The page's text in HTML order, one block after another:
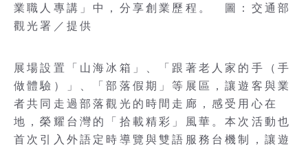
業職人專講」中，分享創業歷程。 圖：交通部
觀光署／提供
展場設置「山海冰箱」、「跟著老人家的手（手
做體驗）」、「部落假期」等展區，讓遊客與業
者共同走過部落觀光的時間走廊，感受用心在
地，榮耀台灣的「拾載精彩」風華。本次活動也
首次引入外語定時導覽與雙語服務台機制，讓遊